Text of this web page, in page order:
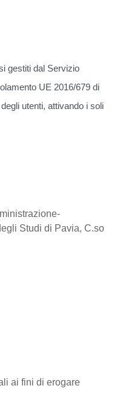
gestiti dal Servizio
UE 2016/679 di
utenti, attivando i soli
Studi di Pavia, C.so
ai fini di erogare